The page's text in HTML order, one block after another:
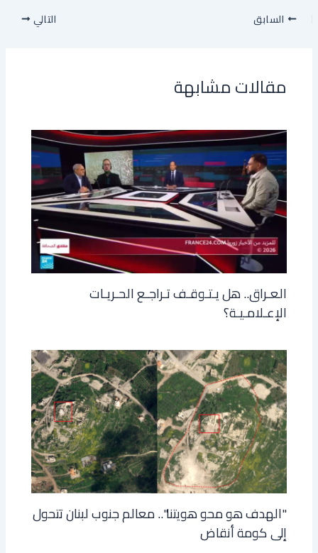
السابق التالي
مقالات مشابهة
العـراق.. هل يـتـوقـف تـراجـع الحـريـات
الإعـلامـيـة؟
"الهدف هو محو هويتنا".. معالم جنوب لبنان تتحول
إلى كومة أنقاض